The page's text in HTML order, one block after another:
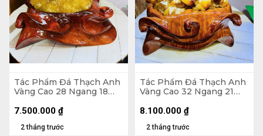
Tác Phẩm Đá Thạch Anh
Vàng Cao 28 Ngang 18
2 tháng trước
7.500.000 ₫
Tác Phẩm Đá Thạch Anh
Vàng Cao 32 Ngang 21
2 tháng trước
8.100.000 ₫